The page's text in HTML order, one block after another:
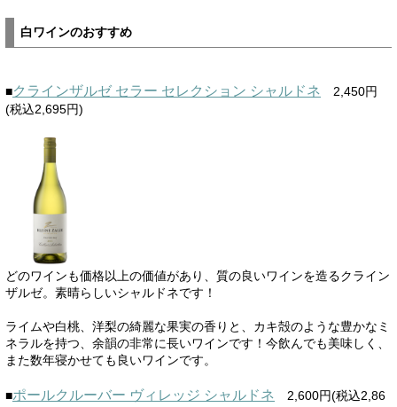
白ワインのおすすめ
■クラインザルゼ セラー セレクション シャルドネ 2,450円
(税込2,695円)
どのワインも価格以上の価値があり、質の良いワインを造るクライン
ザルゼ。素晴らしいシャルドネです！
ライムや白桃、洋梨の綺麗な果実の香りと、カキ殻のような豊かなミ
ネラルを持つ、余韻の非常に長いワインです！今飲んでも美味しく、
また数年寝かせても良いワインです。
■ポールクルーバー ヴィレッジ シャルドネ 2,600円(税込2,86